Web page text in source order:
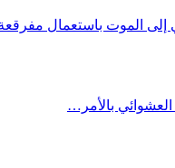
الموت باستعمال مفرقعة
بالأمر…